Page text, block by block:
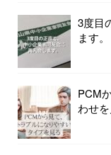
3度目
ます。
PCM
わせ